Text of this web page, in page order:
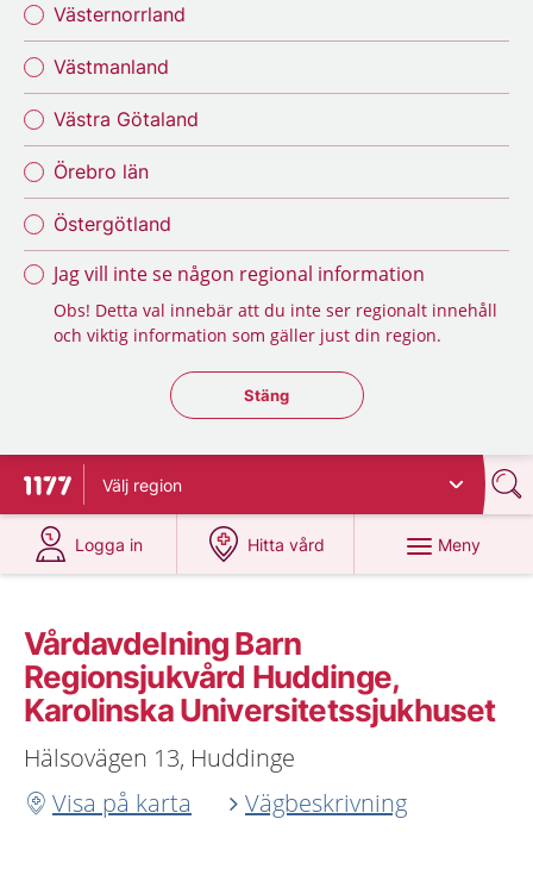
Västernorrland
Västmanland
Västra Götaland
Örebro län
Östergötland
Jag vill inte se någon regional information
Obs! Detta val innebär att du inte ser regionalt innehåll
och viktig information som gäller just din region.
Stäng regionsväljaren
Stäng
Till startsidan för 1177
Välj region
Logga in
på 1177.se
Hitta vård
på 1177.se
Meny
Vårdavdelning Barn
Regionsjukvård Huddinge,
Karolinska Universitetssjukhuset
Hälsovägen 13, Huddinge
Visa på karta
Vägbeskrivning